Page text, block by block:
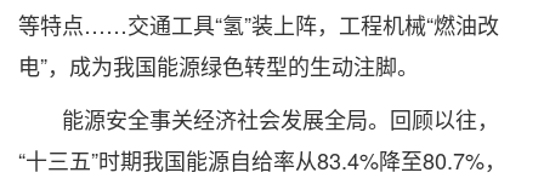
等特点……交通工具“氢”装上阵，工程机械“燃油改
电”，成为我国能源绿色转型的生动注脚。
能源安全事关经济社会发展全局。回顾以往，
“十三五”时期我国能源自给率从83.4%降至80.7%，